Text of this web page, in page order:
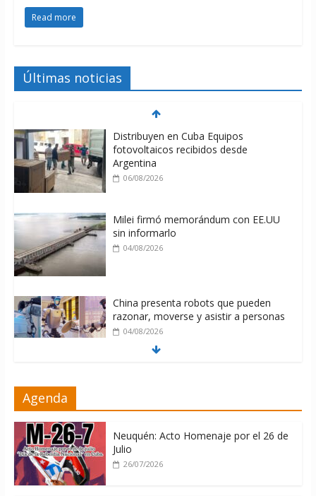
Read more
Últimas noticias
Distribuyen en Cuba Equipos
fotovoltaicos recibidos desde
Argentina
06/08/2026
Milei firmó memorándum con EE.UU
sin informarlo
04/08/2026
China presenta robots que pueden
razonar, moverse y asistir a personas
04/08/2026
patria
Agenda
Neuquén: Acto Homenaje por el 26 de
Julio
26/07/2026